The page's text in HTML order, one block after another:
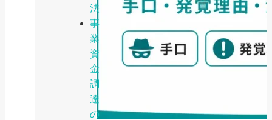
法
事
業
資
金
調
達
の